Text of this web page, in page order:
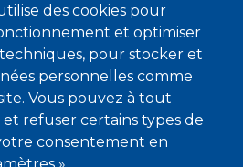
des cookies pour
et optimiser
pour stocker et
personnelles comme
Vous pouvez à tout
refuser certains types de
consentement en